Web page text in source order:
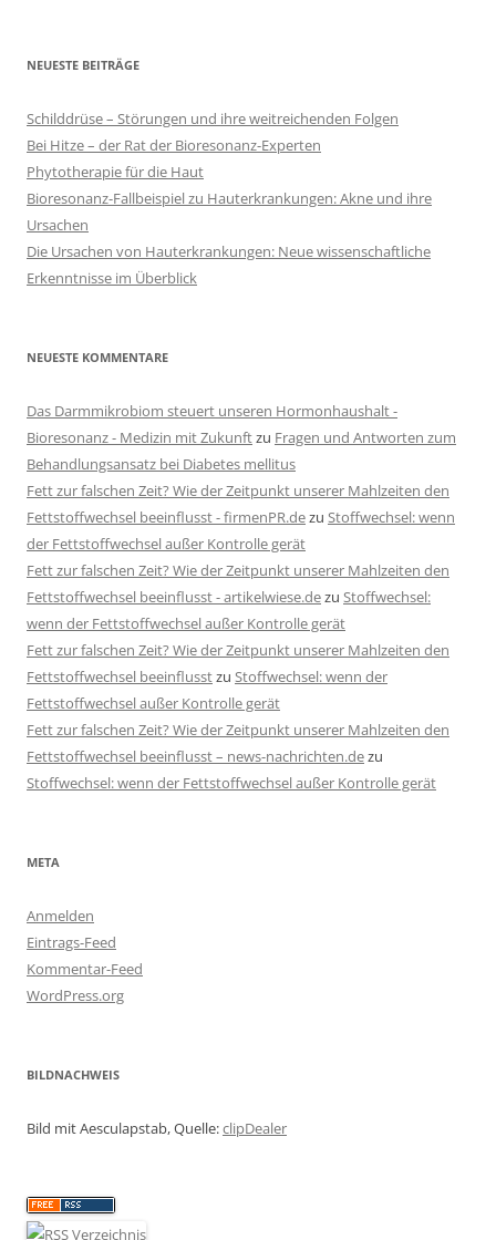
NEUESTE BEITRÄGE
Schilddrüse – Störungen und ihre weitreichenden Folgen
Bei Hitze – der Rat der Bioresonanz-Experten
Phytotherapie für die Haut
Bioresonanz-Fallbeispiel zu Hauterkrankungen: Akne und ihre
Ursachen
Die Ursachen von Hauterkrankungen: Neue wissenschaftliche
Erkenntnisse im Überblick
NEUESTE KOMMENTARE
Das Darmmikrobiom steuert unseren Hormonhaushalt -
Bioresonanz - Medizin mit Zukunftzu Fragen und Antworten zum
Behandlungsansatz bei Diabetes mellitus
Fett zur falschen Zeit? Wie der Zeitpunkt unserer Mahlzeiten den
Fettstoffwechsel beeinflusst - firmenPR.dezu Stoffwechsel: wenn
der Fettstoffwechsel außer Kontrolle gerät
Fett zur falschen Zeit? Wie der Zeitpunkt unserer Mahlzeiten den
Fettstoffwechsel beeinflusst - artikelwiese.dezu Stoffwechsel:
wenn der Fettstoffwechsel außer Kontrolle gerät
Fett zur falschen Zeit? Wie der Zeitpunkt unserer Mahlzeiten den
Fettstoffwechsel beeinflusstzu Stoffwechsel: wenn der
Fettstoffwechsel außer Kontrolle gerät
Fett zur falschen Zeit? Wie der Zeitpunkt unserer Mahlzeiten den
Fettstoffwechsel beeinflusst – news-nachrichten.dezu
Stoffwechsel: wenn der Fettstoffwechsel außer Kontrolle gerät
META
Anmelden
Eintrags-Feed
Kommentar-Feed
WordPress.org
BILDNACHWEIS
Bild mit Aesculapstab, Quelle:clipDealer